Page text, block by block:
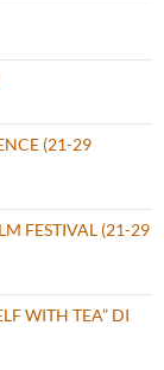
(21-29
FESTIVAL (21-29
WITH TEA” DI